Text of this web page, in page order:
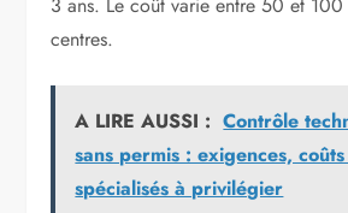
centres.
A LIRE AUSSI : Contrôle
sans permis : exigences,
spécialisés à privilégier